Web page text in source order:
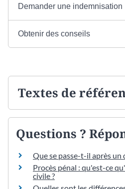
Demander une indemnisation
Obtenir des conseils
Textes de
Questions ?
Que se passe-t-il après un
Procès pénal : qu'est-ce
civile ?